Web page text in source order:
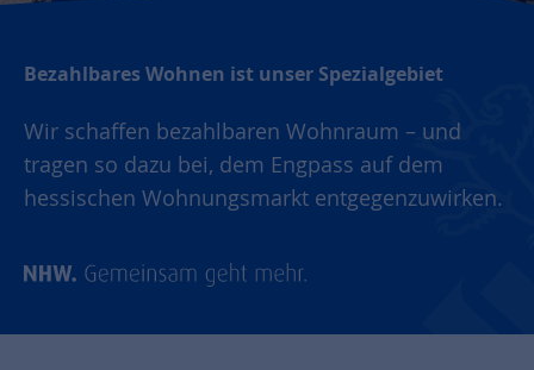
Bezahlbares Wohnen ist unser Spezialgebiet
Wir schaffen bezahlbaren Wohnraum – und
tragen so dazu bei, dem Engpass auf dem
hessischen Wohnungsmarkt entgegenzuwirken.